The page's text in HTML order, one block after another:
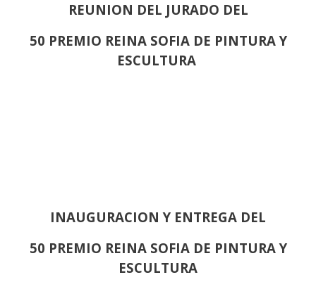
REUNION DEL JURADO DEL
50 PREMIO REINA SOFIA DE PINTURA Y
ESCULTURA
INAUGURACION Y ENTREGA DEL
50 PREMIO REINA SOFIA DE PINTURA Y
ESCULTURA